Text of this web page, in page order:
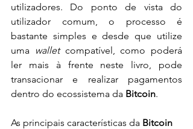
utilizadores. Do ponto de vista do
utilizador comum, o processo é
bastante simples e desde que utilize
uma
wallet compatível, como poderá
ler mais à frente neste livro, pode
transacionar e realizar pagamentos
dentro do ecossistema da Bitcoin.
As principais características da Bitcoin